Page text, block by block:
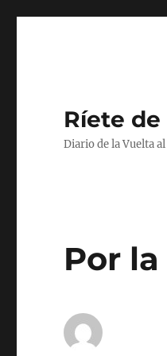
Ríete de
Diario de la Vuelta
Por